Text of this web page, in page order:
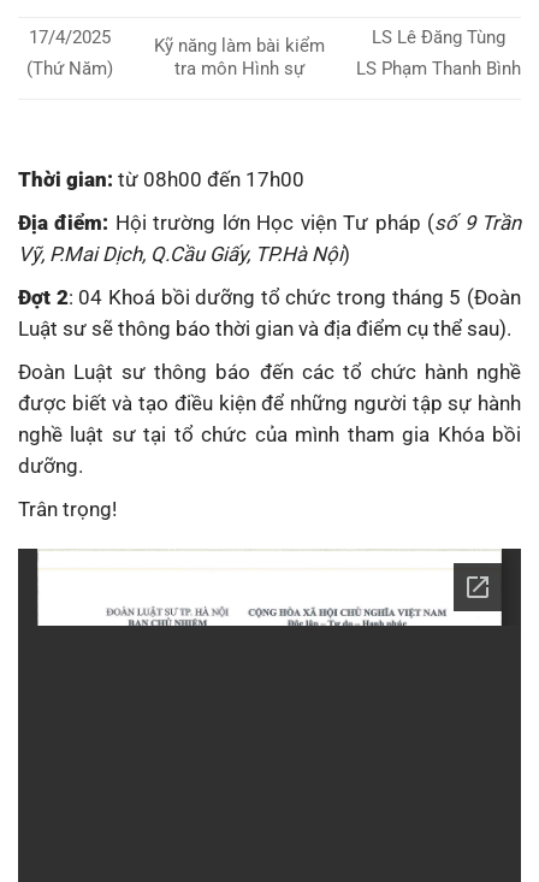
17/4/2025
(Thứ Năm)
Kỹ năng làm bài kiểm
tra môn Hình sự
LS Lê Đăng Tùng
LS Phạm Thanh Bình
Thời gian: từ 08h00 đến 17h00
Địa điểm: Hội trường lớn Học viện Tư pháp (số 9 Trần
Vỹ, P.Mai Dịch, Q.Cầu Giấy, TP.Hà Nội)
Đợt 2: 04 Khoá bồi dưỡng tổ chức trong tháng 5 (Đoàn
Luật sư sẽ thông báo thời gian và địa điểm cụ thể sau).
Đoàn Luật sư thông báo đến các tổ chức hành nghề
được biết và tạo điều kiện để những người tập sự hành
nghề luật sư tại tổ chức của mình tham gia Khóa bồi
dưỡng.
Trân trọng!